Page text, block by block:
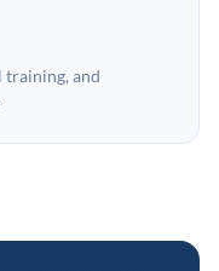
training, and